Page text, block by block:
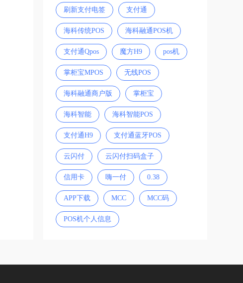
刷新支付电签 支付通
海科传统POS 海科融通POS机
支付通Qpos 魔方H9 pos机
掌柜宝MPOS 无线POS
海科融通商户版 掌柜宝
海科智能 海科智能POS
支付通H9 支付通蓝牙POS
云闪付 云闪付扫码盒子
信用卡 嗨一付 0.38
APP下载 MCC MCC码
POS机个人信息